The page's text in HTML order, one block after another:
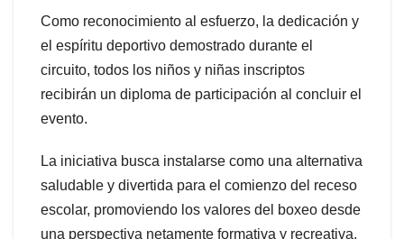
Como reconocimiento al esfuerzo, la dedicación y
el espíritu deportivo demostrado durante el
circuito, todos los niños y niñas inscriptos
recibirán un diploma de participación al concluir el
evento.
La iniciativa busca instalarse como una alternativa
saludable y divertida para el comienzo del receso
escolar, promoviendo los valores del boxeo desde
una perspectiva netamente formativa y recreativa.